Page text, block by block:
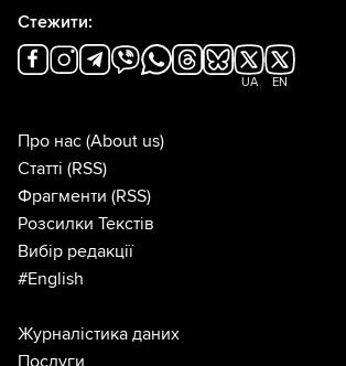
Стежити:
UA EN
Про нас (About us)
Статті (RSS)
Фрагменти (RSS)
Розсилки Текстів
Вибір редакції
#English
Журналістика даних